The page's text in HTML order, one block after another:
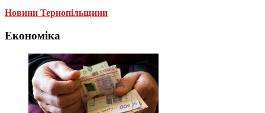
Новини Тернопільщини
Економіка